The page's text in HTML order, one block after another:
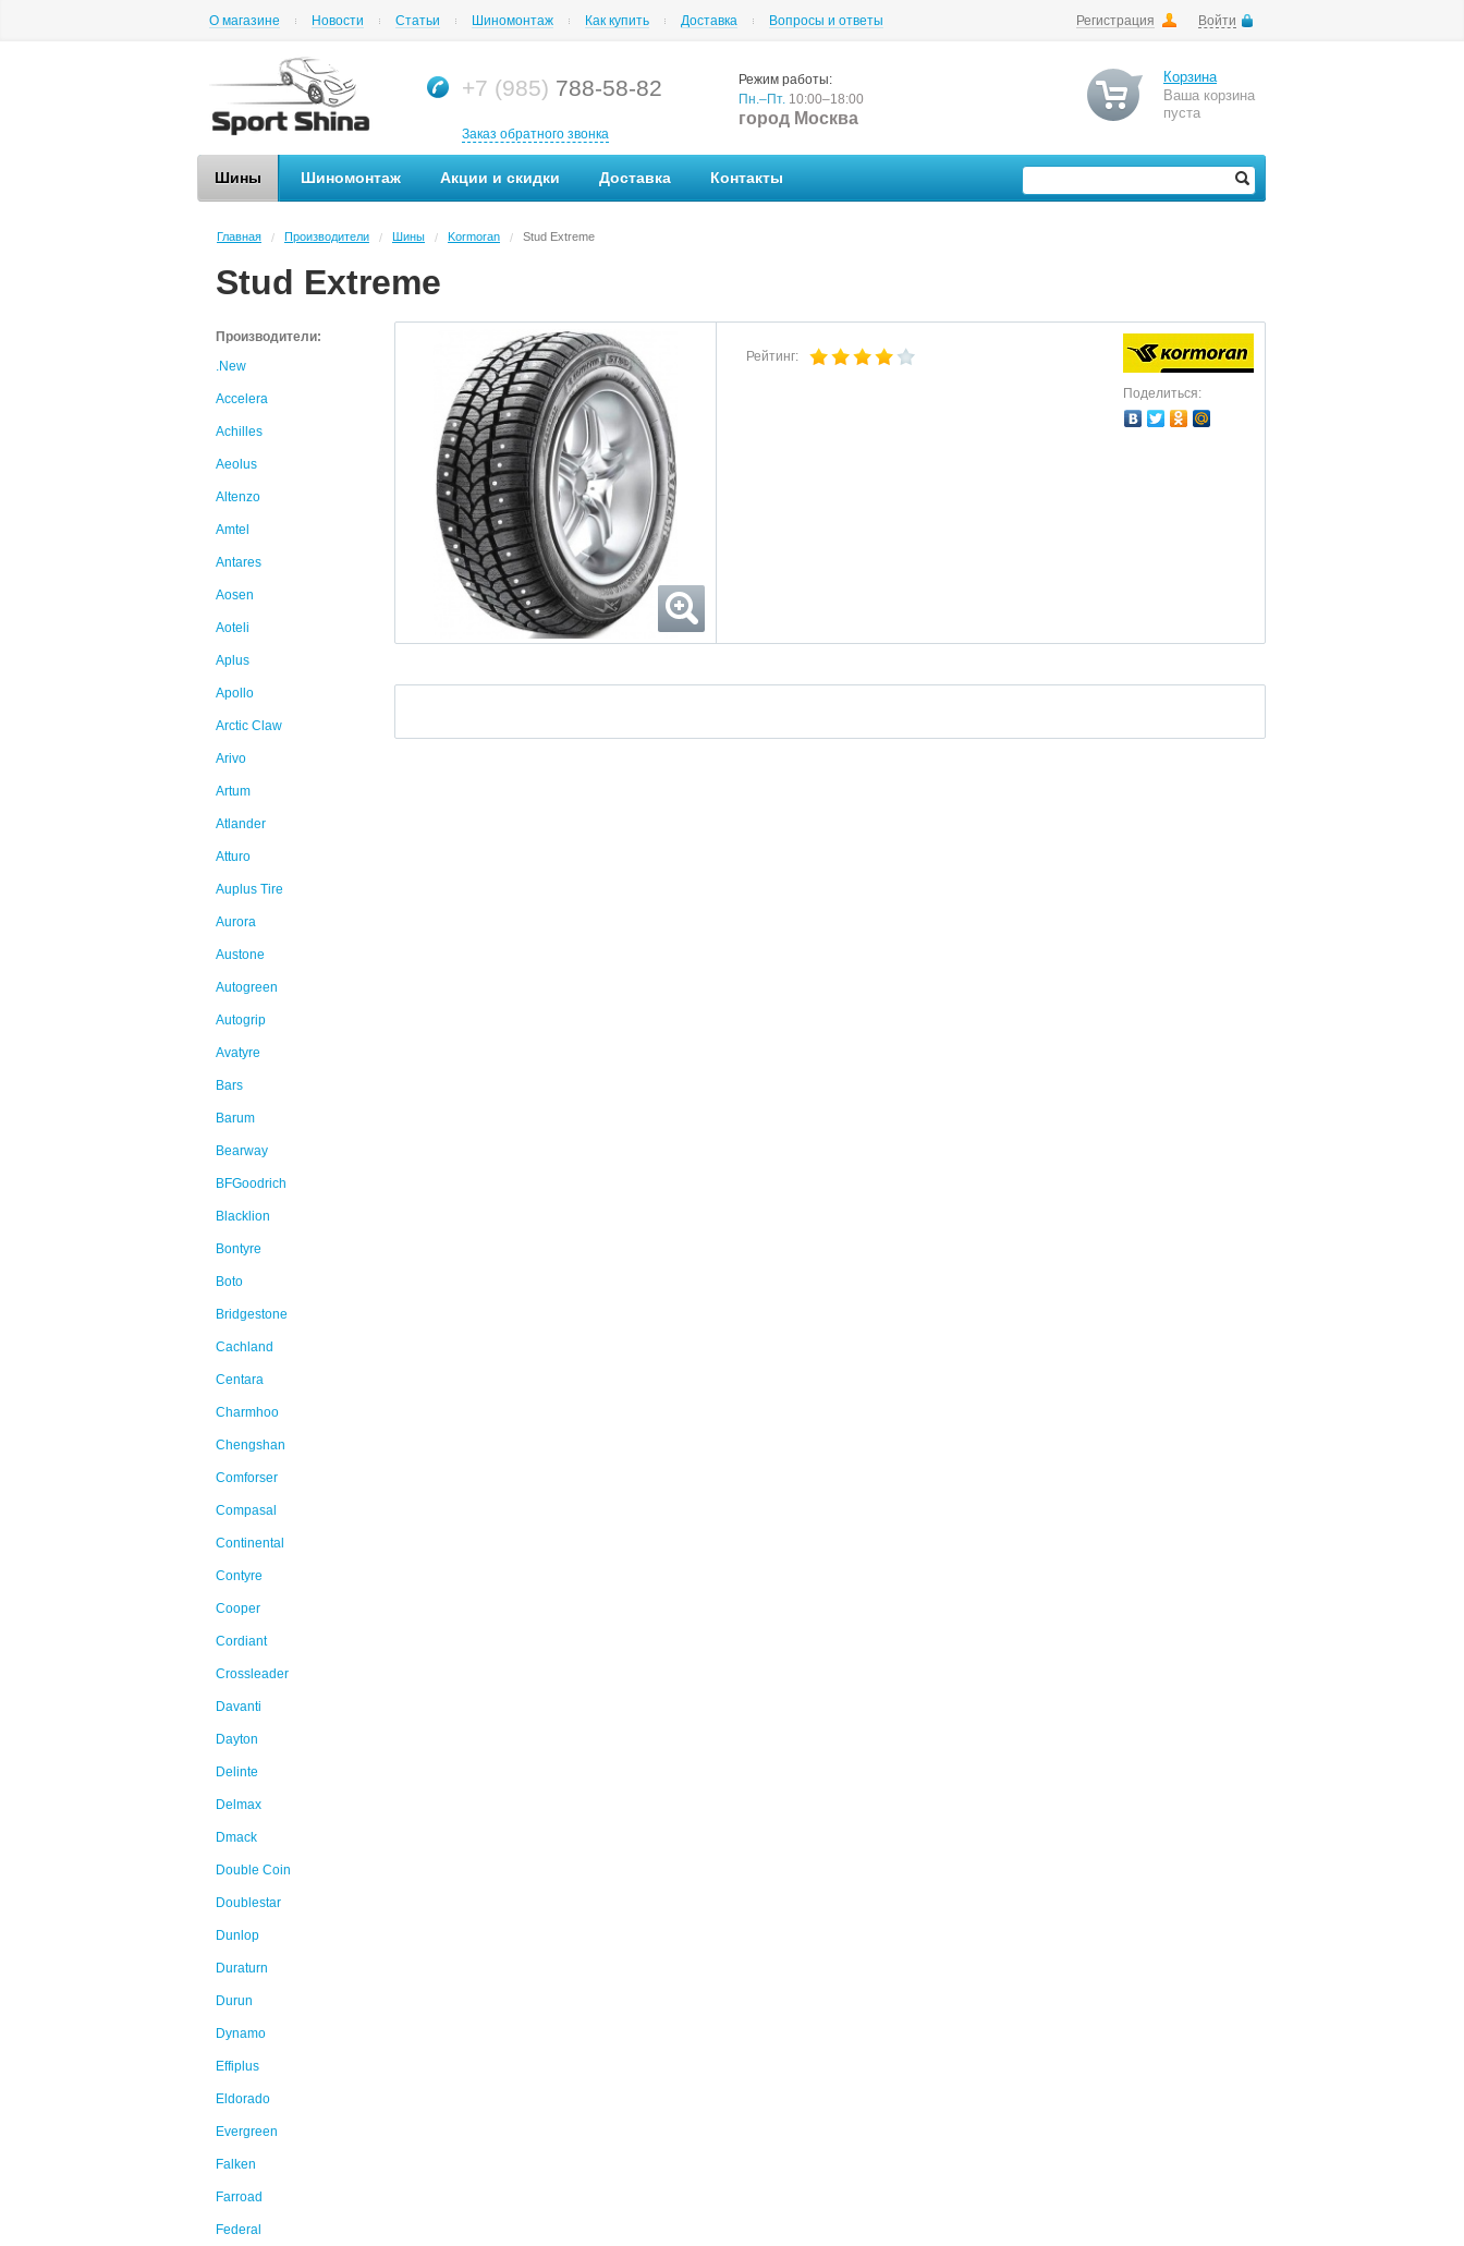
Регистрация Войти
О магазине Новости Статьи Шиномонтаж Как купить Доставка Вопросы и ответы
+7 (985) 788-58-82
Заказ обратного звонка
Режим работы:
Пн.–Пт. 10:00–18:00
город Москва
Корзина
Ваша корзина
пуста
Шины Шиномонтаж Акции и скидки Доставка Контакты
Главная / Производители / Шины / Kormoran / Stud Extreme
Stud Extreme
Производители:
.New
Accelera
Achilles
Aeolus
Altenzo
Amtel
Antares
Aosen
Aoteli
Aplus
Apollo
Arctic Claw
Arivo
Artum
Atlander
Atturo
Auplus Tire
Aurora
Austone
Autogreen
Autogrip
Avatyre
Bars
Barum
Bearway
BFGoodrich
Blacklion
Bontyre
Boto
Bridgestone
Cachland
Centara
Charmhoo
Chengshan
Comforser
Compasal
Continental
Contyre
Cooper
Cordiant
Crossleader
Davanti
Dayton
Delinte
Delmax
Dmack
Double Coin
Doublestar
Dunlop
Duraturn
Durun
Dynamo
Effiplus
Eldorado
Evergreen
Falken
Farroad
Federal
Рейтинг:
Поделиться: